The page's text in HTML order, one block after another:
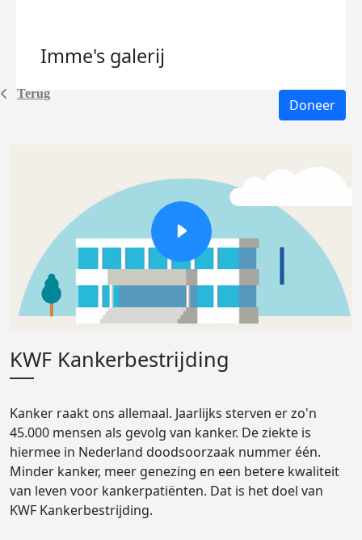
Terug
Imme's galerij
Doneer
KWF Kankerbestrijding
Kanker raakt ons allemaal. Jaarlijks sterven er zo'n
45.000 mensen als gevolg van kanker. De ziekte is
hiermee in Nederland doodsoorzaak nummer één.
Minder kanker, meer genezing en een betere kwaliteit
van leven voor kankerpatiënten. Dat is het doel van
KWF Kankerbestrijding.